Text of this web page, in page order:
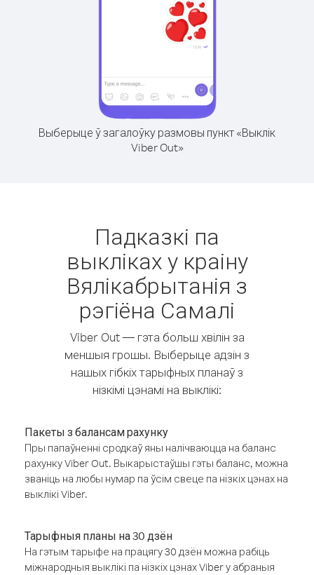
Выберыце ў загалоўку размовы пункт «Выклік
Viber Out»
Падказкі па
выкліках у краіну
Вялікабрытанія з
рэгіёна Самалі
Viber Out — гэта больш хвілін за
меншыя грошы. Выберыце адзін з
нашых гібкіх тарыфных планаў з
нізкімі цэнамі на выклікі:
Пакеты з балансам рахунку
Пры папаўненні сродкаў яны налічваюцца на баланс
рахунку Viber Out. Выкарыстаўшы гэты баланс, можна
званіць на любы нумар па ўсім свеце па нізкіх цэнах на
выклікі Viber.
Тарыфныя планы на 30 дзён
На гэтым тарыфе на працягу 30 дзён можна рабіць
міжнародныя выклікі па нізкіх цэнах Viber у абраныя